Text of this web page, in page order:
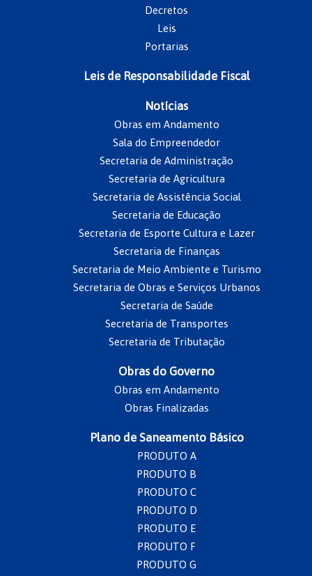
Decretos
Leis
Portarias
Leis de Responsabilidade Fiscal
Notícias
Obras em Andamento
Sala do Empreendedor
Secretaria de Administração
Secretaria de Agricultura
Secretaria de Assistência Social
Secretaria de Educação
Secretaria de Esporte Cultura e Lazer
Secretaria de Finanças
Secretaria de Meio Ambiente e Turismo
Secretaria de Obras e Serviços Urbanos
Secretaria de Saúde
Secretaria de Transportes
Secretaria de Tributação
Obras do Governo
Obras em Andamento
Obras Finalizadas
Plano de Saneamento Básico
PRODUTO A
PRODUTO B
PRODUTO C
PRODUTO D
PRODUTO E
PRODUTO F
PRODUTO G